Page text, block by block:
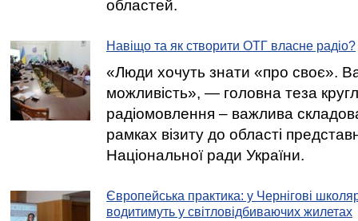
областей.
Навіщо та як створити ОТГ власне радіо?
«Люди хочуть знати «про своє».
можливість», — головна теза
радіомовлення – важлива
рамках візиту до області
Національної ради України.
Європейська практика: у Чернігові
водитимуть у світловідбиваючих жилетах